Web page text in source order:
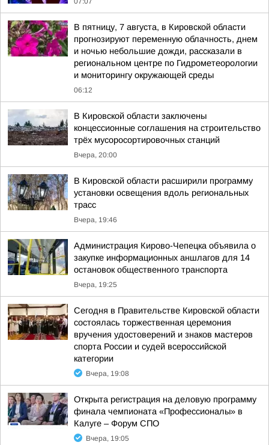
В пятницу, 7 августа, в Кировской области
прогнозируют переменную облачность, днем
и ночью небольшие дожди, рассказали в
региональном центре по Гидрометеорологии
и мониторингу окружающей среды
06:12
В Кировской области заключены
концессионные соглашения на строительство
трёх мусоросортировочных станций
Вчера, 20:00
В Кировской области расширили программу
установки освещения вдоль региональных
трасс
Вчера, 19:46
Администрация Кирово-Чепецка объявила о
закупке информационных аншлагов для 14
остановок общественного транспорта
Вчера, 19:25
Сегодня в Правительстве Кировской области
состоялась торжественная церемония
вручения удостоверений и знаков мастеров
спорта России и судей всероссийской
категории
Вчера, 19:08
Открыта регистрация на деловую программу
финала чемпионата «Профессионалы» в
Калуге – Форум СПО
Вчера, 19:05